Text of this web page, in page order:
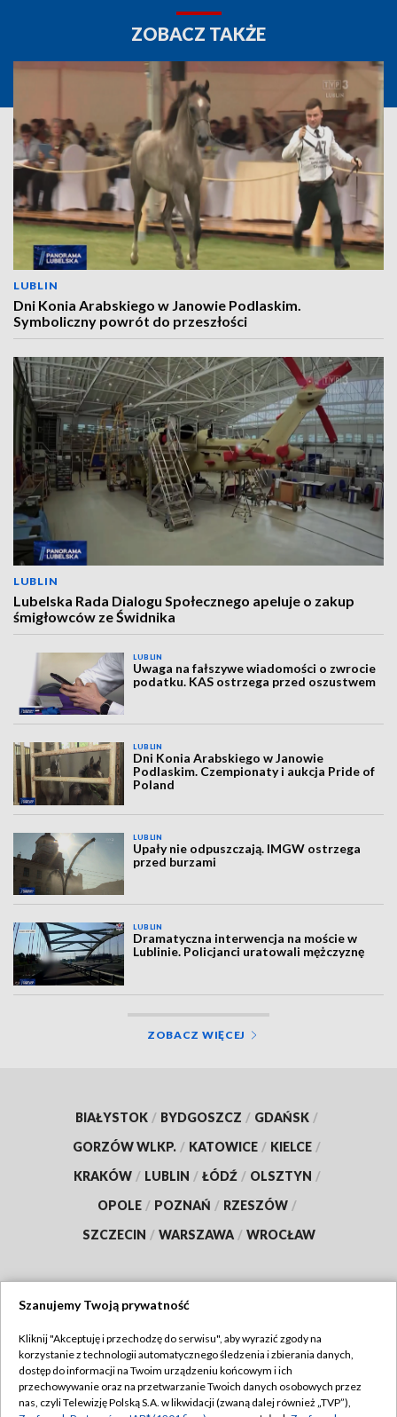
ZOBACZ TAKŻE
LUBLIN
Dni Konia Arabskiego w Janowie Podlaskim.
Symboliczny powrót do przeszłości
LUBLIN
Lubelska Rada Dialogu Społecznego apeluje o zakup
śmigłowców ze Świdnika
LUBLIN
Uwaga na fałszywe wiadomości o zwrocie
podatku. KAS ostrzega przed oszustwem
LUBLIN
Dni Konia Arabskiego w Janowie
Podlaskim. Czempionaty i aukcja Pride of
Poland
LUBLIN
Upały nie odpuszczają. IMGW ostrzega
przed burzami
LUBLIN
Dramatyczna interwencja na moście w
Lublinie. Policjanci uratowali mężczyznę
ZOBACZ WIĘCEJ
BIAŁYSTOK / BYDGOSZCZ / GDAŃSK /
GORZÓW WLKP. / KATOWICE / KIELCE /
KRAKÓW / LUBLIN / ŁÓDŹ / OLSZTYN /
OPOLE / POZNAŃ / RZESZÓW /
SZCZECIN / WARSZAWA / WROCŁAW
TVP
Abonament TVP
Regulamin TVP
Szanujemy Twoją prywatność
Kliknij "Akceptuję i przechodzę do serwisu", aby wyrazić zgody na
korzystanie z technologii automatycznego śledzenia i zbierania danych,
dostęp do informacji na Twoim urządzeniu końcowym i ich
przechowywanie oraz na przetwarzanie Twoich danych osobowych przez
nas, czyli Telewizję Polską S.A. w likwidacji (zwaną dalej również „TVP”),